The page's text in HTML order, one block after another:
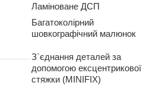
Ламіноване ДСП
Багатоколірний
шовкографічний малюнок
З`єднання деталей за
допомогою ексцентрикової
стяжки (MINIFIX)